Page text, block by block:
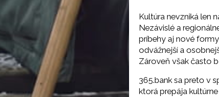
Kultúra nevzniká len
Nezávislé a
príbehy aj nové
odvážnejší a
Zároveň však často
365.bank sa preto v
ktorá prepája